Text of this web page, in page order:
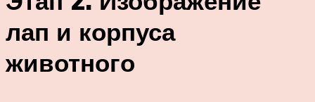
лап и корпуса
животного